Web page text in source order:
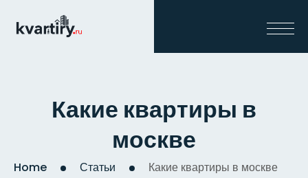
Какие квартиры в
москве
Home Статьи Какие квартиры в москве